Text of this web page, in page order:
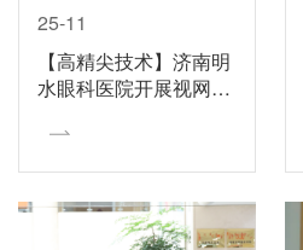
25-11
【高精尖技术】济南明
水眼科医院开展视网膜
巩膜外穿刺放液术